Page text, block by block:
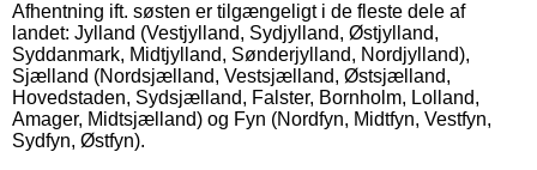
Afhentning ift. søsten er tilgængeligt i de fleste dele af
landet: Jylland (Vestjylland, Sydjylland, Østjylland,
Syddanmark, Midtjylland, Sønderjylland, Nordjylland),
Sjælland (Nordsjælland, Vestsjælland, Østsjælland,
Hovedstaden, Sydsjælland, Falster, Bornholm, Lolland,
Amager, Midtsjælland) og Fyn (Nordfyn, Midtfyn, Vestfyn,
Sydfyn, Østfyn).